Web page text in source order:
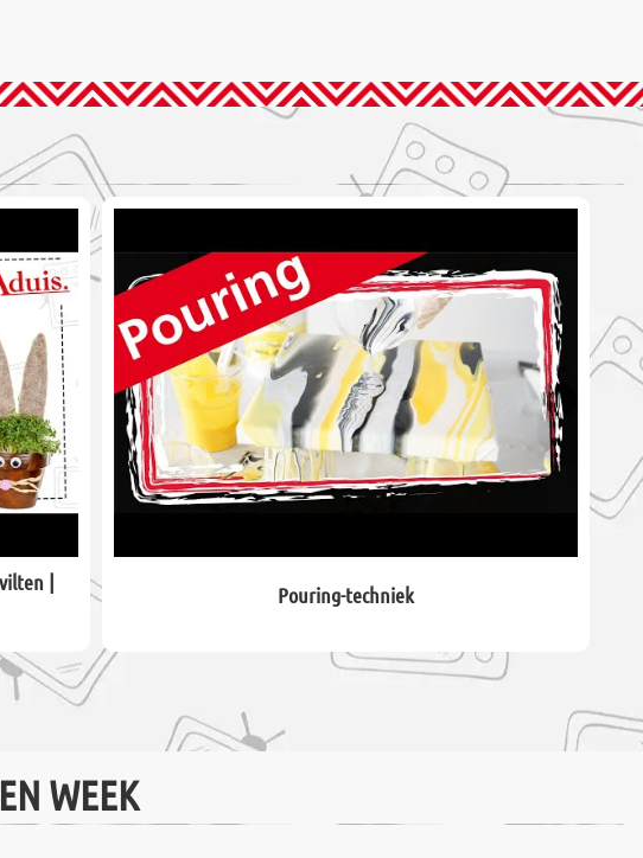
|
Pouring-techniek
WEEK